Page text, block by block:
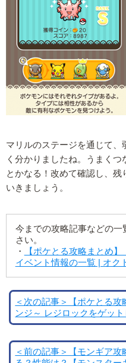
マリルのステージを通じて、
く分かりましたね。うまく
とかなる！改めて確認し、
いきましょう。
今までの攻略記事などの
さい。
・
【ポケとる攻略まとめ
イベント情報の一覧 | オク
＜次の記事＞【ポケとる
ンジ～ レジロックをゲッ
＜前の記事＞【モンギア攻